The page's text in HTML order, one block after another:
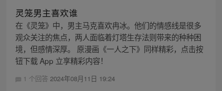
灵笼男主喜欢谁
在《灵笼》中，男主马克喜欢冉冰。他们的情感线是很多
观众关注的焦点，两人面临着灯塔生存法则带来的种种困
境，但感情深厚。 原漫画《一人之下》同样精彩，点击按
钮下载 App 立享精彩内容！
1 个回答 2024年08月11日 19:24